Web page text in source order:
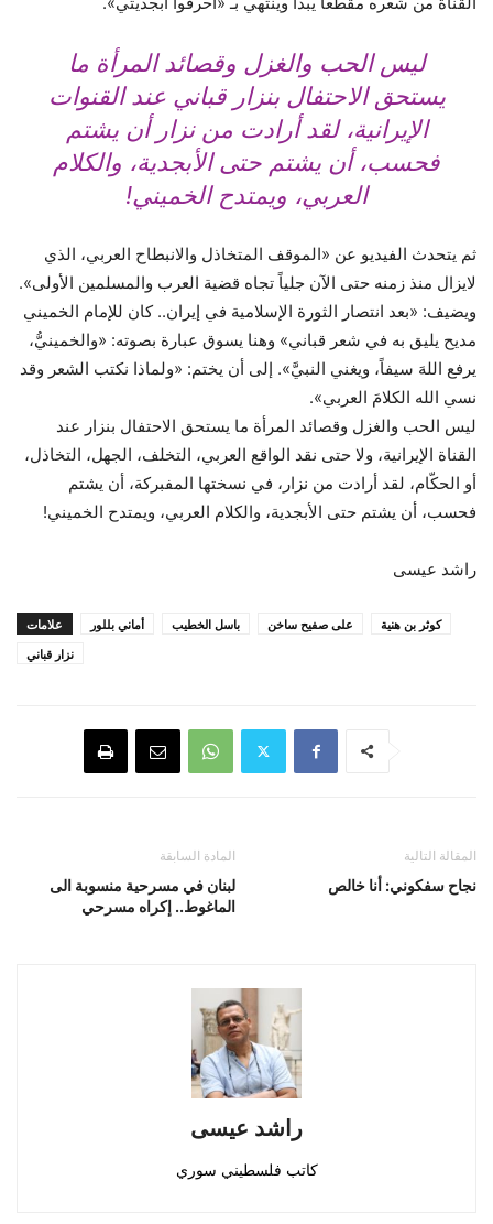
ليس الحب والغزل وقصائد المرأة ما
يستحق الاحتفال بنزار قباني عند القنوات
الإيرانية، لقد أرادت من نزار أن يشتم
فحسب، أن يشتم حتى الأبجدية، والكلام
العربي، ويمتدح الخميني!
ثم يتحدث الفيديو عن «الموقف المتخاذل والانبطاح العربي، الذي
لايزال منذ زمنه حتى الآن جلياً تجاه قضية العرب والمسلمين الأولى».
ويضيف: «بعد انتصار الثورة الإسلامية في إيران.. كان للإمام الخميني
مديح يليق به في شعر قباني» وهنا يسوق عبارة بصوته: «والخمينيُّ،
يرفع اللهَ سيفاً، ويغني النبيَّ». إلى أن يختم: «ولماذا نكتب الشعر وقد
نسي الله الكلامَ العربي».
ليس الحب والغزل وقصائد المرأة ما يستحق الاحتفال بنزار عند
القناة الإيرانية، ولا حتى نقد الواقع العربي، التخلف، الجهل، التخاذل،
أو الحكّام، لقد أرادت من نزار، في نسختها المفبركة، أن يشتم
فحسب، أن يشتم حتى الأبجدية، والكلام العربي، ويمتدح الخميني!
راشد عيسى
علامات أماني بللور باسل الخطيب على صفيح ساخن
كوثر بن هنية
نزار قباني
المادة السابقة
لبنان في مسرحية منسوبة الى
الماغوط.. إكراه مسرحي
المقالة التالية
نجاح سفكوني: أنا خالص
راشد عيسى
كاتب فلسطيني سوري